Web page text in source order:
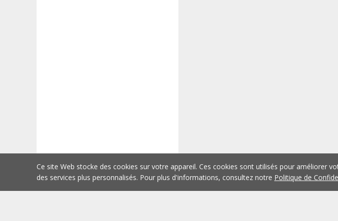
Ce site Web stocke des cookies sur votre appareil. Ces cookies sont utilisés pour améliorer
des services plus personnalisés. Pour plus d'informations, consultez notre Politique de